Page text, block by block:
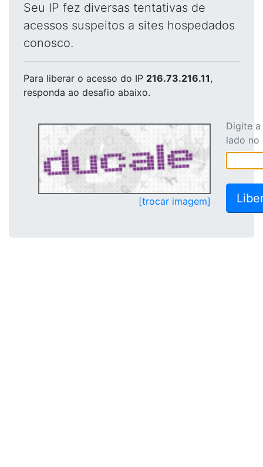
Seu IP fez diversas tentativas de
acessos suspeitos a sites hospedados
conosco.
Para liberar o acesso do IP 216.73.216.11,
responda ao desafio abaixo.
[trocar imagem]
Digite
lado no